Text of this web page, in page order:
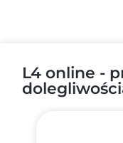
L4 online -